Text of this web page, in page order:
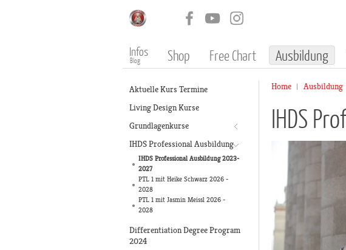
Infos
Blog Shop Free Chart Ausbildung
Home Ausbildung
IHDS
Aktuelle Kurs Termine
Living Design Kurse
Grundlagenkurse
IHDS Professional Ausbildung
IHDS Professional Ausbildung 2023-
2027
PTL 1 mit Heike Schwarz 2026 -
2028
PTL 1 mit Jasmin Meissl 2026 -
2028
Differentiation Degree Program
2024